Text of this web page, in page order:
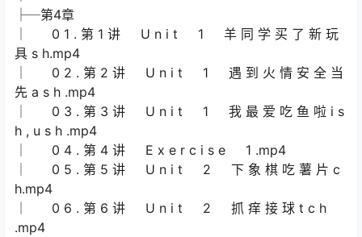
├─第4章
│ 0 1 . 第 1 讲 U n i t 1 羊 同 学 买 了 新 玩
具 s h.mp4
│ 0 2 . 第 2 讲 U n i t 1 遇 到 火 情 安 全 当
先 a s h .mp4
│ 0 3 . 第 3 讲 U n i t 1 我 最 爱 吃 鱼 啦 i s
h , u s h .mp4
│ 0 4 . 第 4 讲 E x e r c i s e 1 .mp4
│ 0 5 . 第 5 讲 U n i t 2 下 象 棋 吃 薯 片 c
h.mp4
│ 0 6 . 第 6 讲 U n i t 2 抓 痒 接 球 t c h
.mp4